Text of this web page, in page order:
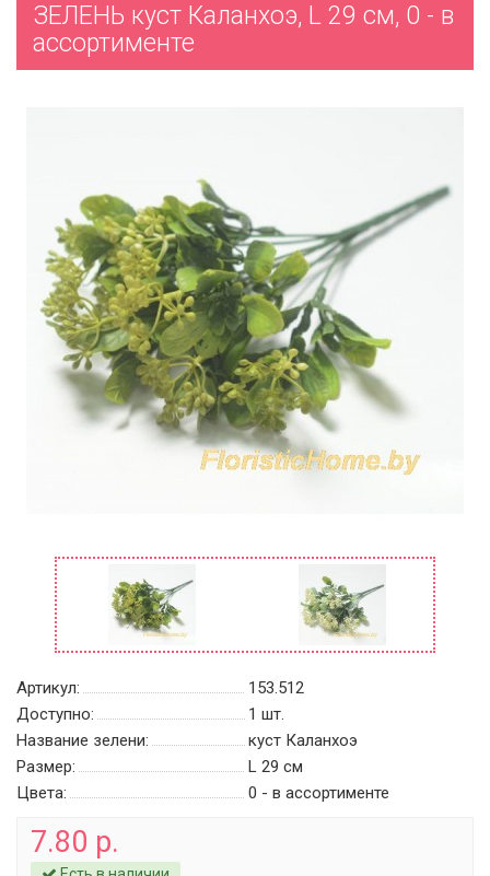
ЗЕЛЕНЬ куст Каланхоэ, L 29 см, 0 - в
ассортименте
Артикул:
153.512
Доступно:
1 шт.
Название зелени:
куст Каланхоэ
Размер:
L 29 см
Цвета:
0 - в ассортименте
7.80 р.